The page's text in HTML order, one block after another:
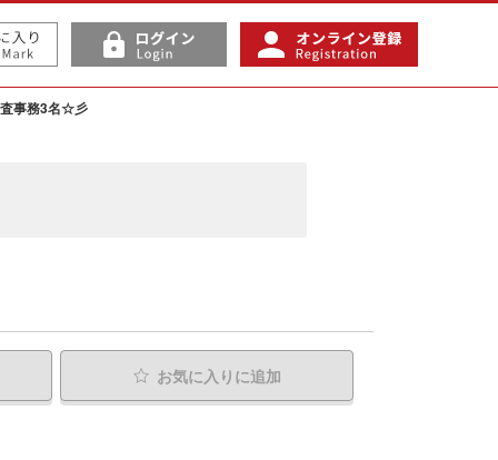
事務3名☆彡
お気に入り に追加